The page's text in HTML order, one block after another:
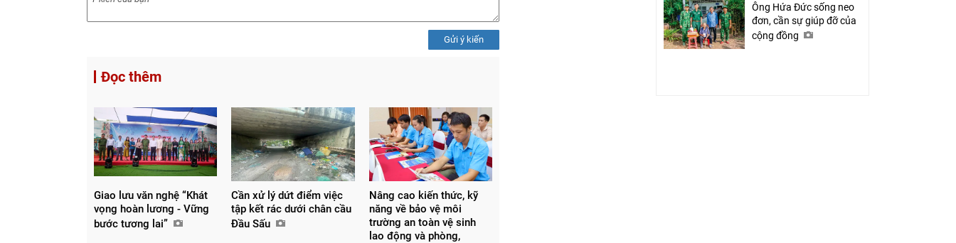
Gửi ý kiến
Đọc thêm
Giao lưu văn nghệ “Khát
vọng hoàn lương - Vững
bước tương lai”
Cần xử lý dứt điểm việc
tập kết rác dưới chân cầu
Đầu Sấu
Nâng cao kiến thức, kỹ
năng về bảo vệ môi
trường an toàn vệ sinh
lao động và phòng,
Ông Hứa Đức sống neo
đơn, cần sự giúp đỡ của
cộng đồng